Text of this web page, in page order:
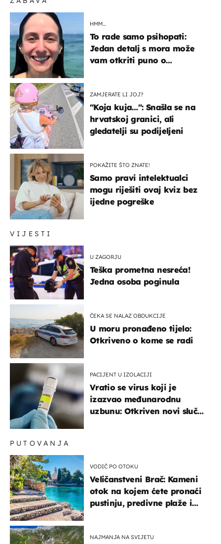
VIJESTI
U ZAGORJU
Teška prometna nesreća!
Jedna osoba poginula
ČEKA SE NALAZ OBDUKCIJE
U moru pronađeno tijelo:
Otkriveno o kome se radi
PACIJENT U IZOLACIJI
Vratio se virus koji je
izazvao međunarodnu
uzbunu: Otkriven novi slučaj
HMM…
To rade samo psihopati:
Jedan detalj s mora može
vam otkriti puno o
ZAMJERATE LI JOJ?
"Koja kuja…": Snašla se na
hrvatskoj granici, ali
gledatelji su podijeljeni
POKAŽITE ŠTO ZNATE!
Samo pravi intelektualci
mogu riješiti ovaj kviz bez
ijedne pogreške
PUTOVANJA
VODIČ PO OTOKU
Veličanstveni Brač: Kameni
otok na kojem ćete pronaći
pustinju, predivne plaže i
NAJMANJA NA SVIJETU